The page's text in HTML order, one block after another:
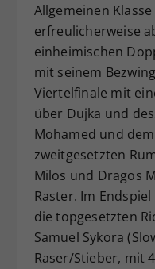
Allgemeinen
erfreulicherweise
einheimischen
mit seinem
Viertelfinale mit
über Dujka und
Mohamed und
zweitgesetzten
Milos und Dragos
Raster. Im
die topgesetzten
Samuel Sykora
Raser/Stieber, mit